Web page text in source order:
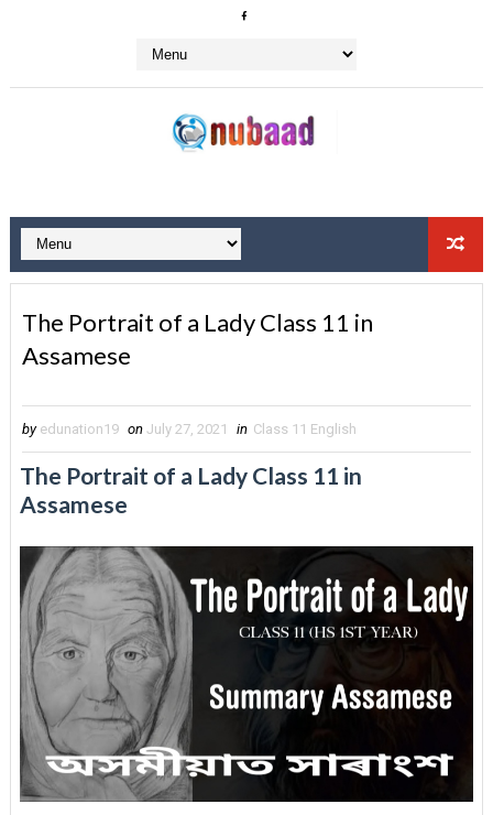
The Portrait of a Lady Class 11 in
Assamese
by edunation19 on July 27, 2021 in Class 11 English
The Portrait of a Lady Class 11 in
Assamese